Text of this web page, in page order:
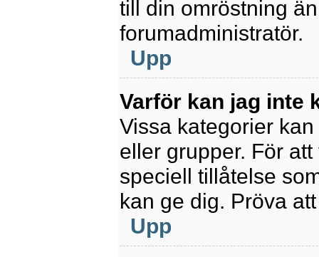
till din omröstning
forumadministratör.
Upp
Varför kan jag inte
Vissa kategorier
eller grupper. För
speciell tillåtelse
kan ge dig. Pröva
Upp